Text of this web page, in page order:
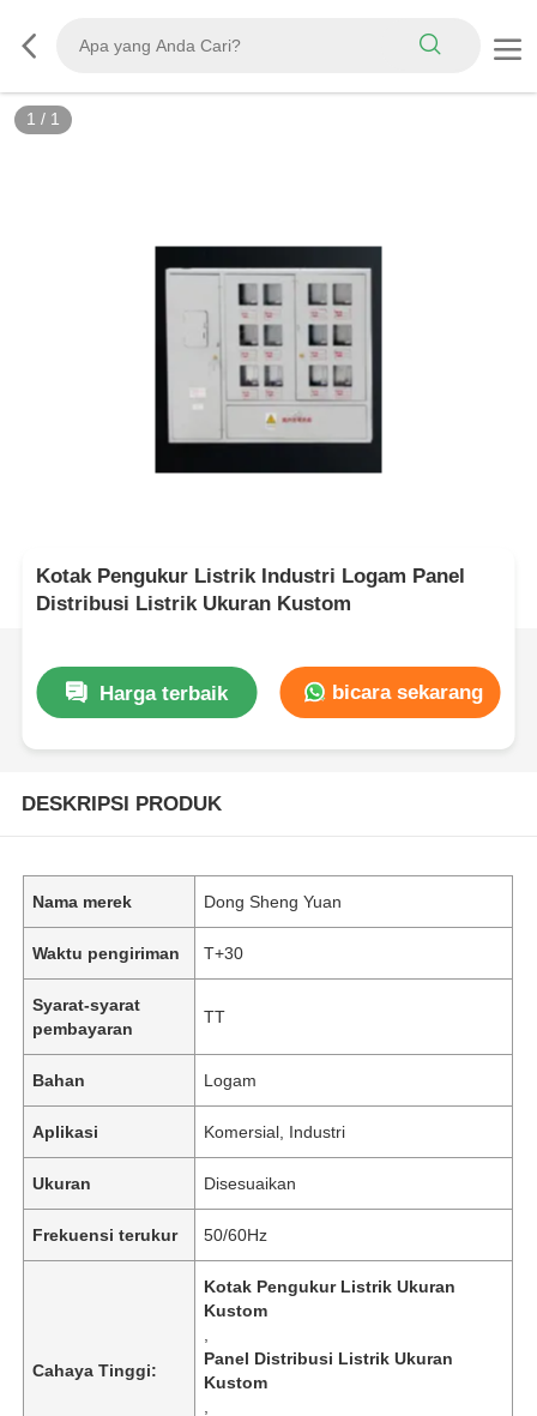
1 / 1
Kotak Pengukur Listrik Industri Logam Panel
Distribusi Listrik Ukuran Kustom
Harga terbaik bicara sekarang
DESKRIPSI PRODUK
Nama merek Dong Sheng Yuan
Waktu pengiriman T+30
Syarat-syarat
pembayaran
TT
Bahan Logam
Aplikasi Komersial, Industri
Ukuran Disesuaikan
Frekuensi terukur 50/60Hz
Cahaya Tinggi:
Kotak Pengukur Listrik Ukuran
Kustom
Panel Distribusi Listrik Ukuran
Kustom